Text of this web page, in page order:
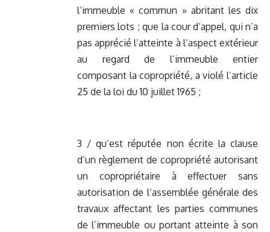
l’immeuble « commun » abritant les dix
premiers lots ; que la cour d’appel, qui n’a
pas apprécié l’atteinte à l’aspect extérieur
au regard de l’immeuble entier
composant la copropriété, a violé l’article
25 de la loi du 10 juillet 1965 ;
3 / qu’est réputée non écrite la clause
d’un règlement de copropriété autorisant
un copropriétaire à effectuer sans
autorisation de l’assemblée générale des
travaux affectant les parties communes
de l’immeuble ou portant atteinte à son